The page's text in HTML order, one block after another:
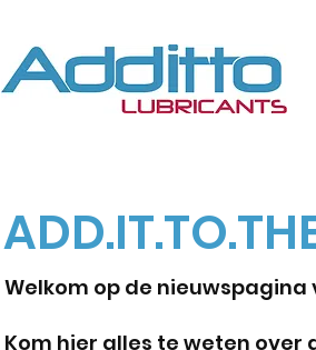
Welkom op de
Kom hier alles te weten over